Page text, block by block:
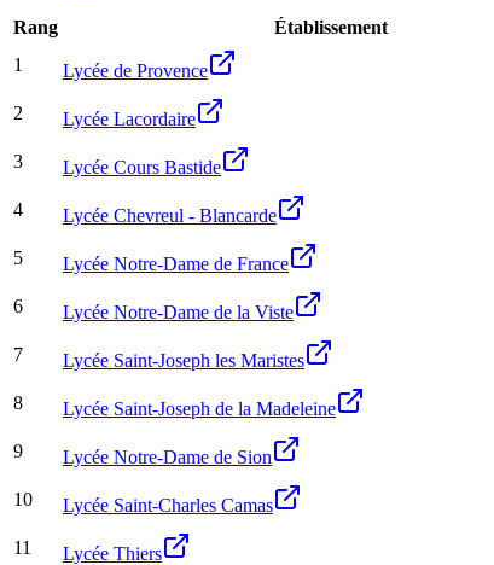
Rang Établissement
1
Lycée de Provence
2 Lycée Lacordaire
3 Lycée Cours Bastide
4 Lycée Chevreul - Blancarde
5 Lycée Notre-Dame de France
6 Lycée Notre-Dame de la Viste
7 Lycée Saint-Joseph les Maristes
8 Lycée Saint-Joseph de la Madeleine
9 Lycée Notre-Dame de Sion
10 Lycée Saint-Charles Camas
11 Lycée Thiers